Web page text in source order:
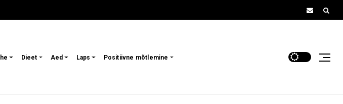
Dieet Aed Laps Positiivne mõtlemine